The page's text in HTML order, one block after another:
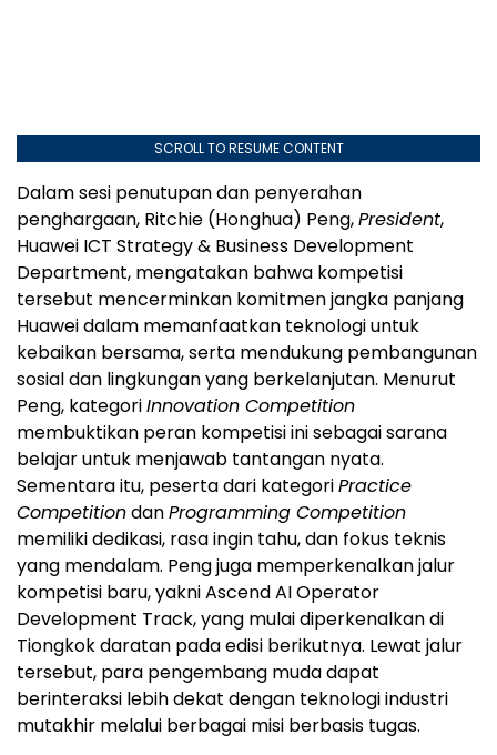
SCROLL TO RESUME CONTENT
Dalam sesi penutupan dan penyerahan
penghargaan, Ritchie (Honghua) Peng,President,
Huawei ICT Strategy & Business Development
Department, mengatakan bahwa kompetisi
tersebut mencerminkan komitmen jangka panjang
Huawei dalam memanfaatkan teknologi untuk
kebaikan bersama, serta mendukung pembangunan
sosial dan lingkungan yang berkelanjutan. Menurut
Peng, kategoriInnovation Competition
membuktikan peran kompetisi ini sebagai sarana
belajar untuk menjawab tantangan nyata.
Sementara itu, peserta dari kategoriPractice
CompetitiondanProgramming Competition
memiliki dedikasi, rasa ingin tahu, dan fokus teknis
yang mendalam. Peng juga memperkenalkan jalur
kompetisi baru, yakni Ascend AI Operator
Development Track, yang mulai diperkenalkan di
Tiongkok daratan pada edisi berikutnya. Lewat jalur
tersebut, para pengembang muda dapat
berinteraksi lebih dekat dengan teknologi industri
mutakhir melalui berbagai misi berbasis tugas.